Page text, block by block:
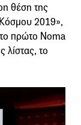
θέση της
2019»,
πρώτο Noma
λίστας, το